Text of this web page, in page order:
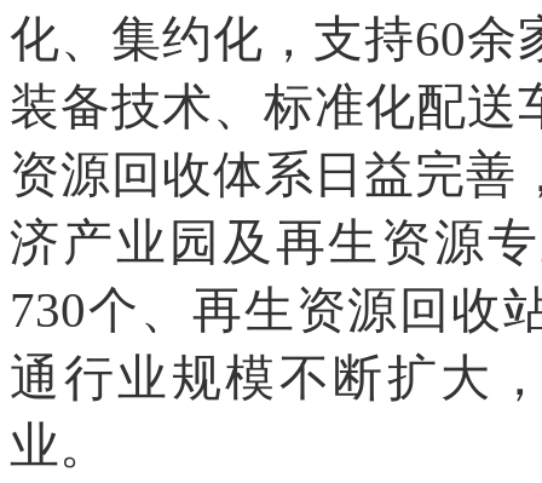
化、集约化，支持60
装备技术、标准化配送
资源回收体系日益完善
济产业园及再生资源
730个、再生资源回收
通行业规模不断扩大
业。